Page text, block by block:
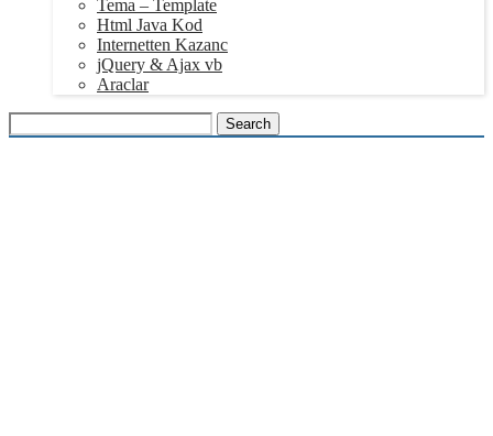
Tema – Template
Html Java Kod
Internetten Kazanc
jQuery & Ajax vb
Araclar